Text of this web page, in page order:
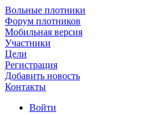
Вольные плотники
Форум плотников
Мобильная версия
Участники
Цели
Регистрация
Добавить новость
Контакты
Войти